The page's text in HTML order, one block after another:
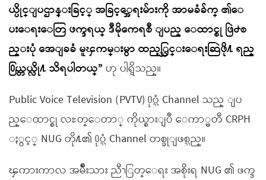
ယ္ပိုင္ျပဌာန္းခြင့္ အခြင့္အေရးမ်ားကို အာမခံခ်က္ ၏ေ
ပးေရးေတြ ဖက္ဒရယ္ ဒီမိုကေရစီ ျပည္ ေထာင္စု ဖြဲ႕စ
ည္းပုံ အေျခခံ မူၾကမ္းမွာ ထည့္သြင္းေရးဆြဲဖို႔ ရည္
႐ြယ္တယ္လို႔ သိရပါတယ္” ဟု ပါရွိသည္။
Public Voice Television (PVTV) ႐ုပ္သံ Channel သည္ ျပ
ည္ေထာင္စု လႊတ္ေတာ္ ကိုယ္စားျပဳ ေကာ္မတီ CRPH
ႏွင့္ NUG တို႔၏ ႐ုပ္သံ Channel တစ္ခုျဖစ္သည္။
ၾကားကာလ အမ်ိဳးသား ညီၫြတ္ေရး အစိုးရ NUG ၏ ဖက္ဒ